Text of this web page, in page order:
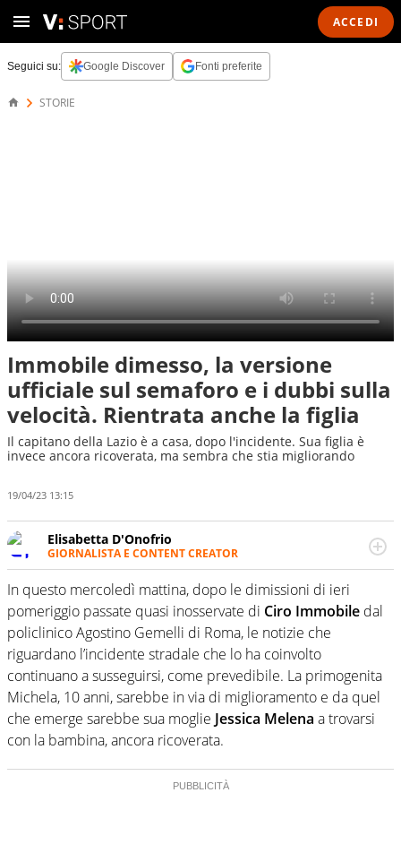
ACCEDI
Seguici su: Google Discover Fonti preferite
STORIE
Immobile dimesso, la versione
ufficiale sul semaforo e i dubbi sulla
velocità. Rientrata anche la figlia
Il capitano della Lazio è a casa, dopo l'incidente. Sua figlia è
invece ancora ricoverata, ma sembra che stia migliorando
19/04/23 13:15
Elisabetta D'Onofrio
GIORNALISTA E CONTENT CREATOR
Giornalista professionista dal 2007, scrive per curiosità
personale e necessità: soprattutto di calcio, di sport e dei
suoi protagonisti, concedendosi innocenti evasioni
nell'ambito della creazione di format. Un tempo ala
destra, oggi si sente a suo agio nel ruolo di libero. Cura
una classifica riservata dei migliori 5 calciatori di sempre.
In questo mercoledì mattina, dopo le dimissioni di ieri
pomeriggio passate quasi inosservate di Ciro Immobile dal
policlinico Agostino Gemelli di Roma, le notizie che
riguardano l’incidente stradale che lo ha coinvolto
continuano a susseguirsi, come prevedibile. La primogenita
Michela, 10 anni, sarebbe in via di miglioramento e da quel
che emerge sarebbe sua moglie Jessica Melena a trovarsi
con la bambina, ancora ricoverata.